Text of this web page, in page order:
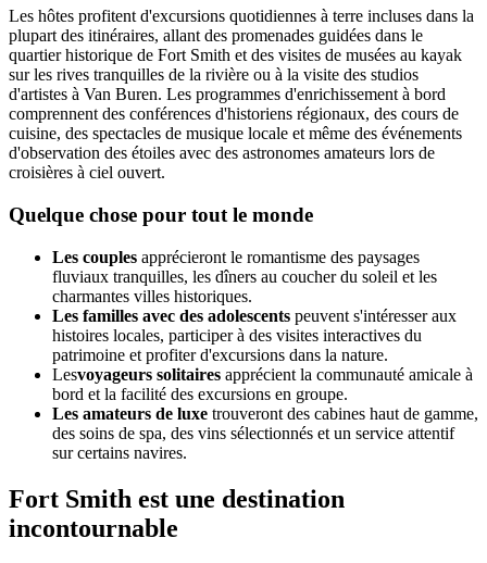
Les hôtes profitent d'excursions quotidiennes à terre incluses dans la
plupart des itinéraires, allant des promenades guidées dans le
quartier historique de Fort Smith et des visites de musées au kayak
sur les rives tranquilles de la rivière ou à la visite des studios
d'artistes à Van Buren. Les programmes d'enrichissement à bord
comprennent des conférences d'historiens régionaux, des cours de
cuisine, des spectacles de musique locale et même des événements
d'observation des étoiles avec des astronomes amateurs lors de
croisières à ciel ouvert.
Quelque chose pour tout le monde
Les couples apprécieront le romantisme des paysages
fluviaux tranquilles, les dîners au coucher du soleil et les
charmantes villes historiques.
Les familles avec des adolescents peuvent s'intéresser aux
histoires locales, participer à des visites interactives du
patrimoine et profiter d'excursions dans la nature.
Lesvoyageurs solitaires apprécient la communauté amicale à
bord et la facilité des excursions en groupe.
Les amateurs de luxe trouveront des cabines haut de gamme,
des soins de spa, des vins sélectionnés et un service attentif
sur certains navires.
Fort Smith est une destination
incontournable